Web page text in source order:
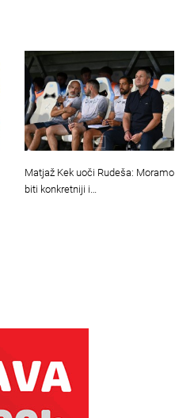
Matjaž Kek uoči Rudeša: Moramo
biti konkretniji i…